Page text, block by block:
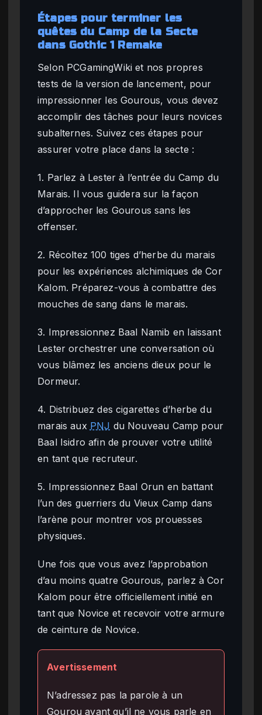
Étapes pour terminer les
quêtes du Camp de la Secte
dans Gothic 1 Remake
Selon PCGamingWiki et nos propres
tests de la version de lancement, pour
impressionner les Gourous, vous devez
accomplir des tâches pour leurs novices
subalternes. Suivez ces étapes pour
assurer votre place dans la secte :
1. Parlez à Lester à l’entrée du Camp du
Marais. Il vous guidera sur la façon
d’approcher les Gourous sans les
offenser.
2. Récoltez 100 tiges d’herbe du marais
pour les expériences alchimiques de Cor
Kalom. Préparez-vous à combattre des
mouches de sang dans le marais.
3. Impressionnez Baal Namib en laissant
Lester orchestrer une conversation où
vous blâmez les anciens dieux pour le
Dormeur.
4. Distribuez des cigarettes d’herbe du
marais aux PNJ du Nouveau Camp pour
Baal Isidro afin de prouver votre utilité
en tant que recruteur.
5. Impressionnez Baal Orun en battant
l’un des guerriers du Vieux Camp dans
l’arène pour montrer vos prouesses
physiques.
Une fois que vous avez l’approbation
d’au moins quatre Gourous, parlez à Cor
Kalom pour être officiellement initié en
tant que Novice et recevoir votre armure
de ceinture de Novice.
Avertissement
N’adressez pas la parole à un
Gourou avant qu’il ne vous parle en